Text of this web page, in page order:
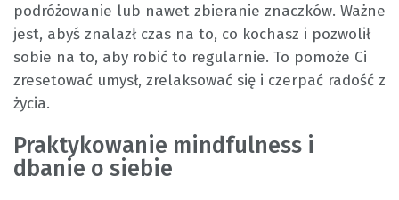
podróżowanie lub nawet zbieranie znaczków. Ważne
jest, abyś znalazł czas na to, co kochasz i pozwolił
sobie na to, aby robić to regularnie. To pomoże Ci
zresetować umysł, zrelaksować się i czerpać radość z
życia.
Praktykowanie mindfulness i
dbanie o siebie